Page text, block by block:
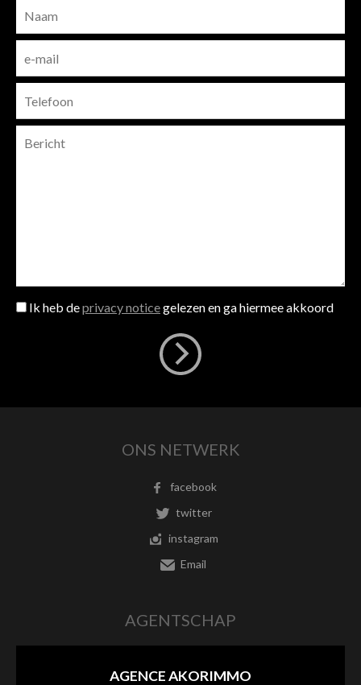
Ik heb deprivacy noticegelezen en ga hiermee akkoord
ONS NETWERK
facebook
twitter
instagram
Email
AGENTSCHAP
AGENCE AKORIMMO